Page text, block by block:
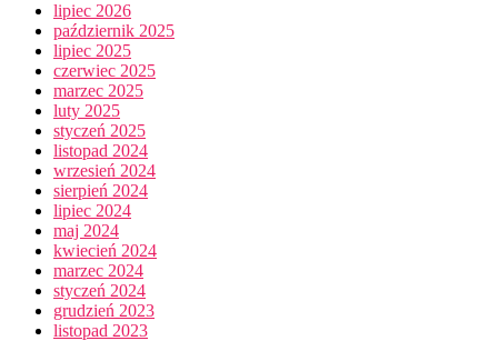
lipiec 2026
październik 2025
lipiec 2025
czerwiec 2025
marzec 2025
luty 2025
styczeń 2025
listopad 2024
wrzesień 2024
sierpień 2024
lipiec 2024
maj 2024
kwiecień 2024
marzec 2024
styczeń 2024
grudzień 2023
listopad 2023